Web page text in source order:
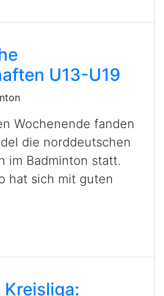
U13-U19
Wochenende fanden
die norddeutschen
im Badminton statt.
hat sich mit guten